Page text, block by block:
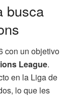
busca
con un objetivo
League.
en la Liga de
lo que les